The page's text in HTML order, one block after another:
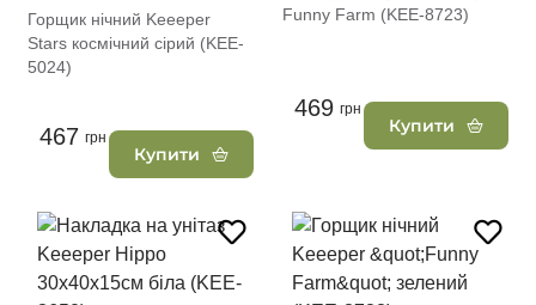
Горщик нічний Keeeper
Stars космічний сірий (KEE-
5024)
467 грн
Купити
Funny Farm (KEE-8723)
469 грн
Купити